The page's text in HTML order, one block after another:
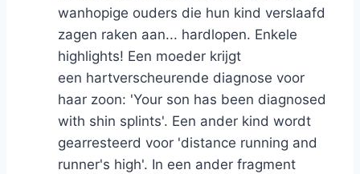
wanhopige ouders die hun kind verslaafd
zagen raken aan... hardlopen. Enkele
highlights! Een moeder krijgt
een hartverscheurende diagnose voor
haar zoon: 'Your son has been diagnosed
with shin splints'. Een ander kind wordt
gearresteerd voor 'distance running and
runner's high'. In een ander fragment